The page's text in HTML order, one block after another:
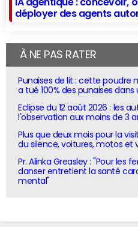
déployer des agents
À NE PAS RATER
Punaises de lit : cette poudre
a tué 100% des punaises
Eclipse du 12 août 2026 : les
l'observation aux moins de 3
Plus que deux mois pour la
du silence, voitures, motos et
Pr. Alinka Greasley : "Pour les
danser entretient la santé
mental"